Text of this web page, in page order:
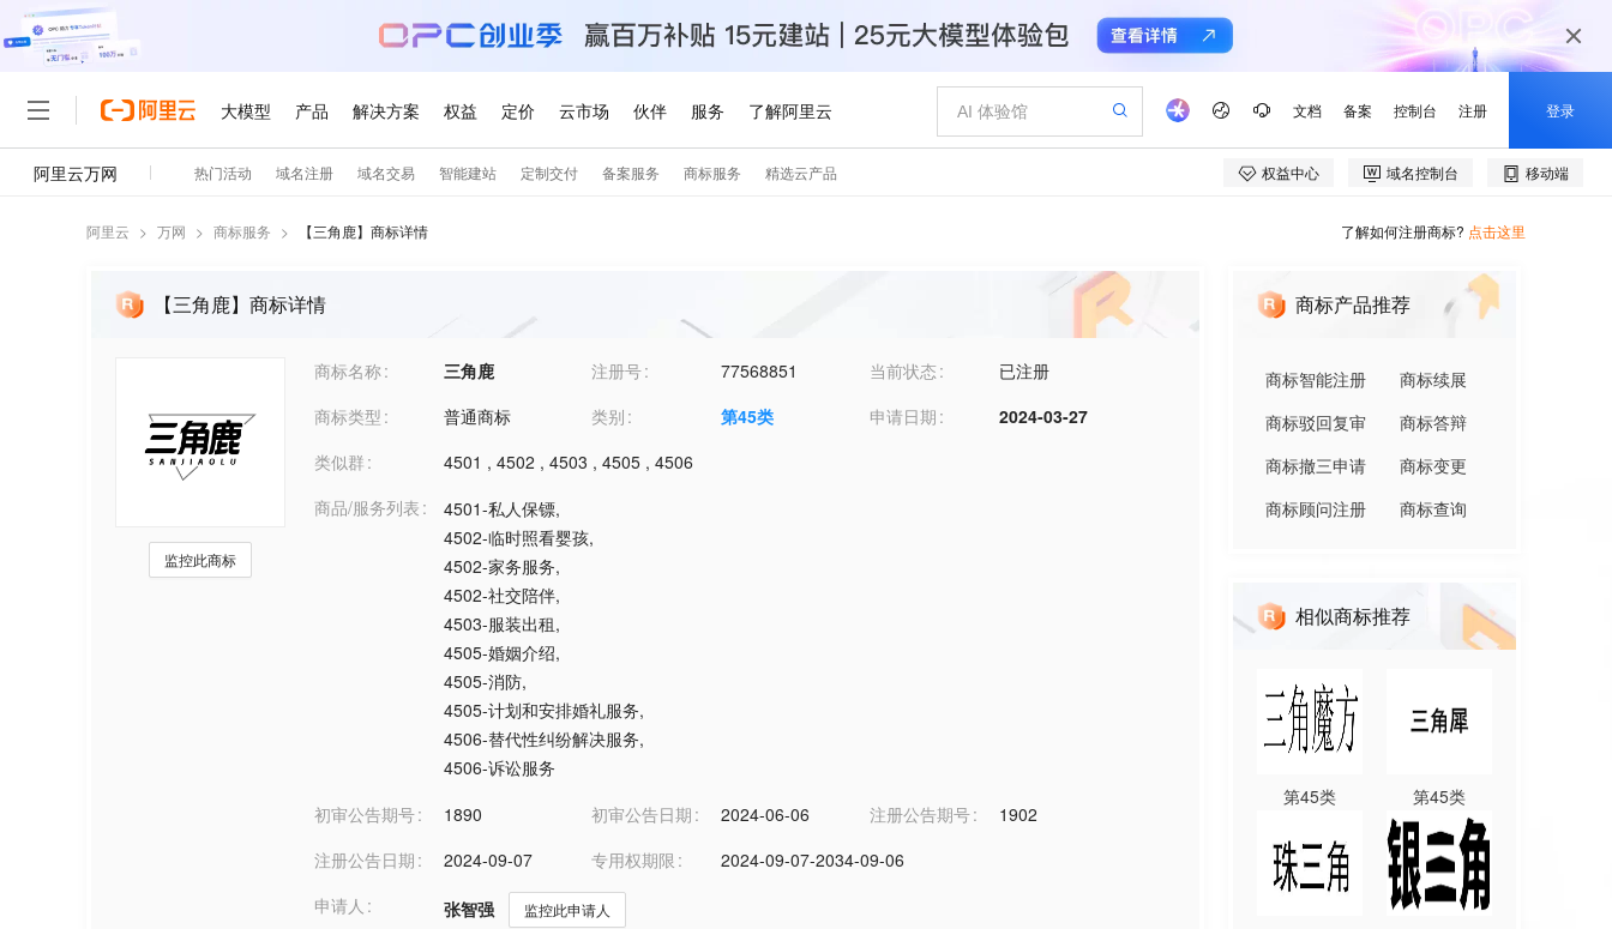
阿里云 > 万网 > 商标服务 > 【三角鹿】商标详情 了解如何注册商标? 点击这里
【三角鹿】商标详情
监控此商标
商标名称 三角鹿 注册号 77568851 当前状态
已注册
商标类型
普通商标 类别 第45类 申请日期
2024-03-27
类似群
4501 , 4502 , 4503 , 4505 , 4506
商品/服务列表
4501-私人保镖,
4502-临时照看婴孩,
4502-家务服务,
4502-社交陪伴,
4503-服装出租,
4505-婚姻介绍,
4505-消防,
4505-计划和安排婚礼服务,
4506-替代性纠纷解决服务,
4506-诉讼服务
初审公告期号
1890 初审公告日期 2024-06-06 注册公告期号
1902
注册公告日期
2024-09-07 专用权期限
2024-09-07-2034-09-06
申请人
张智强 监控此申请人
商标产品推荐
商标智能注册
商标续展
商标驳回复审
商标答辩
商标撤三申请
商标变更
商标顾问注册
商标查询
相似商标推荐
第45类 第45类